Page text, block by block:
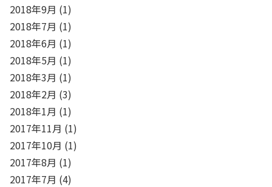
2018年9月 (1)
2018年7月 (1)
2018年6月 (1)
2018年5月 (1)
2018年3月 (1)
2018年2月 (3)
2018年1月 (1)
2017年11月 (1)
2017年10月 (1)
2017年8月 (1)
2017年7月 (4)